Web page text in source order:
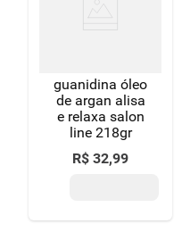
guanidina óleo
de argan alisa
e relaxa salon
line 218gr
R$ 32,99